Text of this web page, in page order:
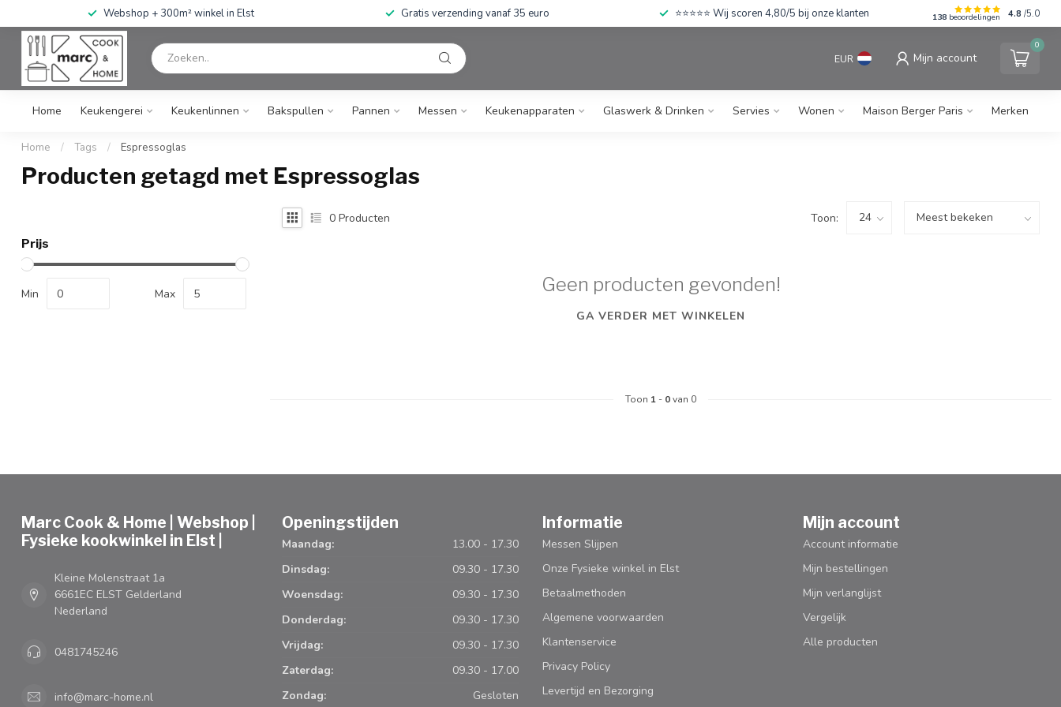
Webshop + 300m² winkel in Elst Gratis verzending vanaf 35 euro ⭐⭐⭐⭐⭐ Wij scoren 4,80/5 bij onze klanten 138 beoordelingen 4.8 /5.0
EUR Mijn account
0
Home Keukengerei Keukenlinnen Bakspullen Pannen Messen Keukenapparaten Glaswerk & Drinken Servies Wonen Maison Berger Paris Merken
Home / Tags / Espressoglas
Producten getagd met Espressoglas
Prijs
Min Max
0 Producten Toon:
Geen producten gevonden!
GA VERDER MET WINKELEN
Toon 1 - 0van 0
Marc Cook & Home | Webshop |
Fysieke kookwinkel in Elst |
Kleine Molenstraat 1a
6661EC ELST Gelderland
Nederland
0481745246
info@marc-home.nl
Openingstijden
Maandag:
13.00 - 17.30
Dinsdag:
09.30 - 17.30
Woensdag:
09.30 - 17.30
Donderdag:
09.30 - 17.30
Vrijdag:
09.30 - 17.30
Zaterdag:
09.30 - 17.00
Zondag:
Gesloten
Informatie
Messen Slijpen
Onze Fysieke winkel in Elst
Betaalmethoden
Algemene voorwaarden
Klantenservice
Privacy Policy
Levertijd en Bezorging
Mijn account
Account informatie
Mijn bestellingen
Mijn verlanglijst
Vergelijk
Alle producten